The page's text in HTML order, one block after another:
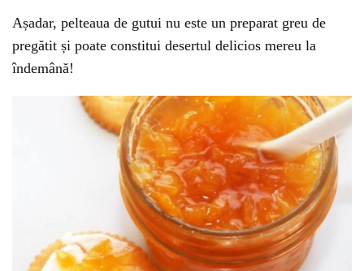
Așadar, pelteaua de gutui nu este un preparat greu de
pregătit și poate constitui desertul delicios mereu la
îndemână!